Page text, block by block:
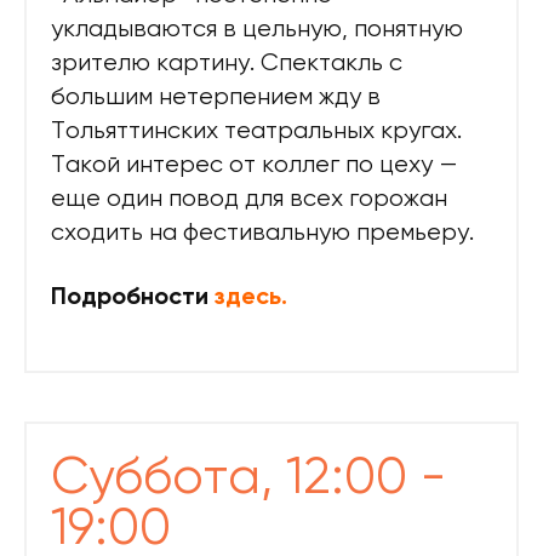
укладываются в цельную, понятную
зрителю картину. Спектакль с
большим нетерпением жду в
Тольяттинских театральных кругах.
Такой интерес от коллег по цеху —
еще один повод для всех горожан
сходить на фестивальную премьеру.
Подробности здесь.
Суббота, 12:00 -
19:00